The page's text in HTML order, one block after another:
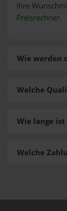
Ihre
Preisrechner.
Wie werden
Welche
Welche
Wie lange